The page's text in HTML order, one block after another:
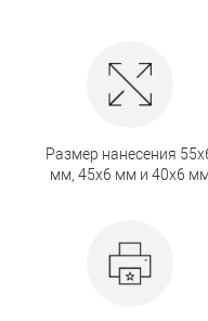
Размер нанесения
мм, 45х6 мм и 40х6 мм